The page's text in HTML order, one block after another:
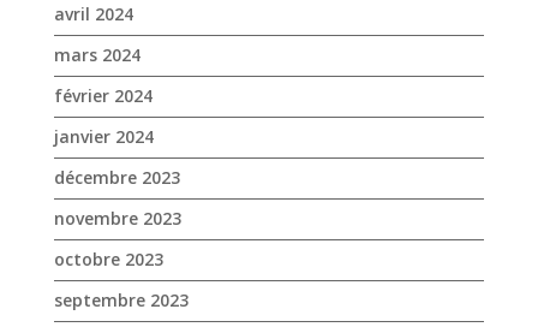
avril 2024
mars 2024
février 2024
janvier 2024
décembre 2023
novembre 2023
octobre 2023
septembre 2023